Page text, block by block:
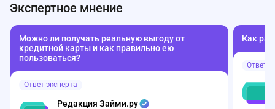
Экспертное мнение
Можно ли получать реальную выгоду от
кредитной карты и как правильно ею
пользоваться?
Ответ эксперта
Редакция Займи.ру
Как
Ответ